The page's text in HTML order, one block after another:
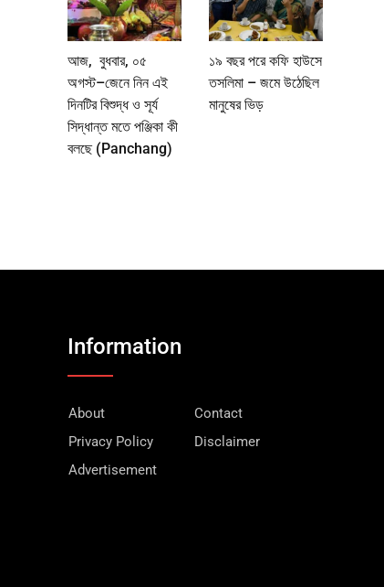
আজ, বুধবার, ০৫
অগস্ট–জেনে নিন এই
দিনটির বিশুদ্ধ ও সূর্য
সিদ্ধান্ত মতে পঞ্জিকা কী
বলছে (Panchang)
১৯ বছর পরে কফি হাউসে
তসলিমা – জমে উঠেছিল
মানুষের ভিড়
Information
About
Contact
Privacy Policy
Disclaimer
Advertisement